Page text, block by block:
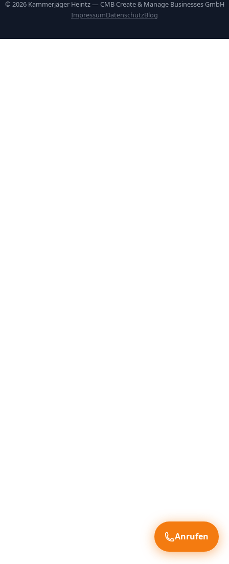
© 2026 Kammerjäger Heintz — CMB Create & Manage Businesses GmbH
ImpressumDatenschutzBlog
Anrufen